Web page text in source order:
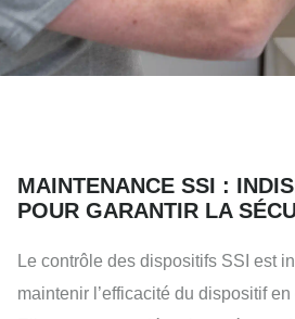
MAINTENANCE SSI :
POUR GARANTIR LA
Le contrôle des dispositifs SSI est
maintenir l’efficacité du dispositif en